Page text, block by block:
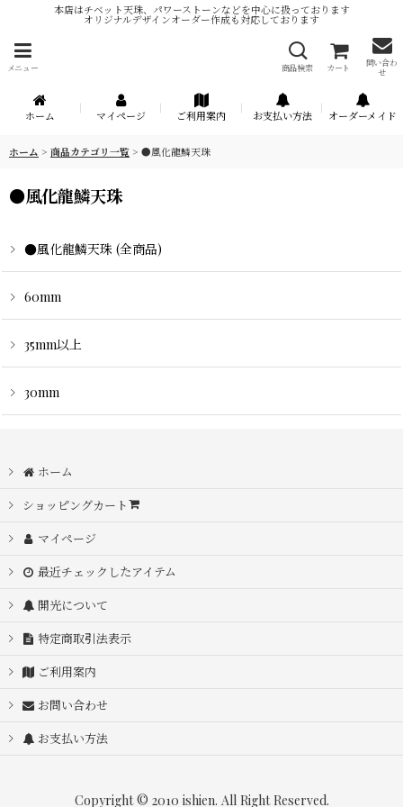
本店はチベット天珠、パワーストーンなどを中心に扱っております
オリジナルデザインオーダー作成も対応しております
メニュー 商品検索 カート
問い合わ
せ
ホーム マイページ ご利用案内 お支払い方法 オーダーメイド
ホーム > 商品カテゴリ一覧 > ●風化龍鱗天珠
●風化龍鱗天珠
●風化龍鱗天珠 (全商品)
60mm
35mm以上
30mm
ホーム
ショッピングカート
マイページ
最近チェックしたアイテム
開光について
特定商取引法表示
ご利用案内
お問い合わせ
お支払い方法
Copyright © 2010 ishien. All Right Reserved.